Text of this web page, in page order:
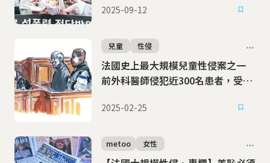
2025-09-12
法國史上最大規模兒童性侵案之一
前外科醫師侵犯近300名患者，受害
兒童 性侵
2025-02-25
metoo 女性